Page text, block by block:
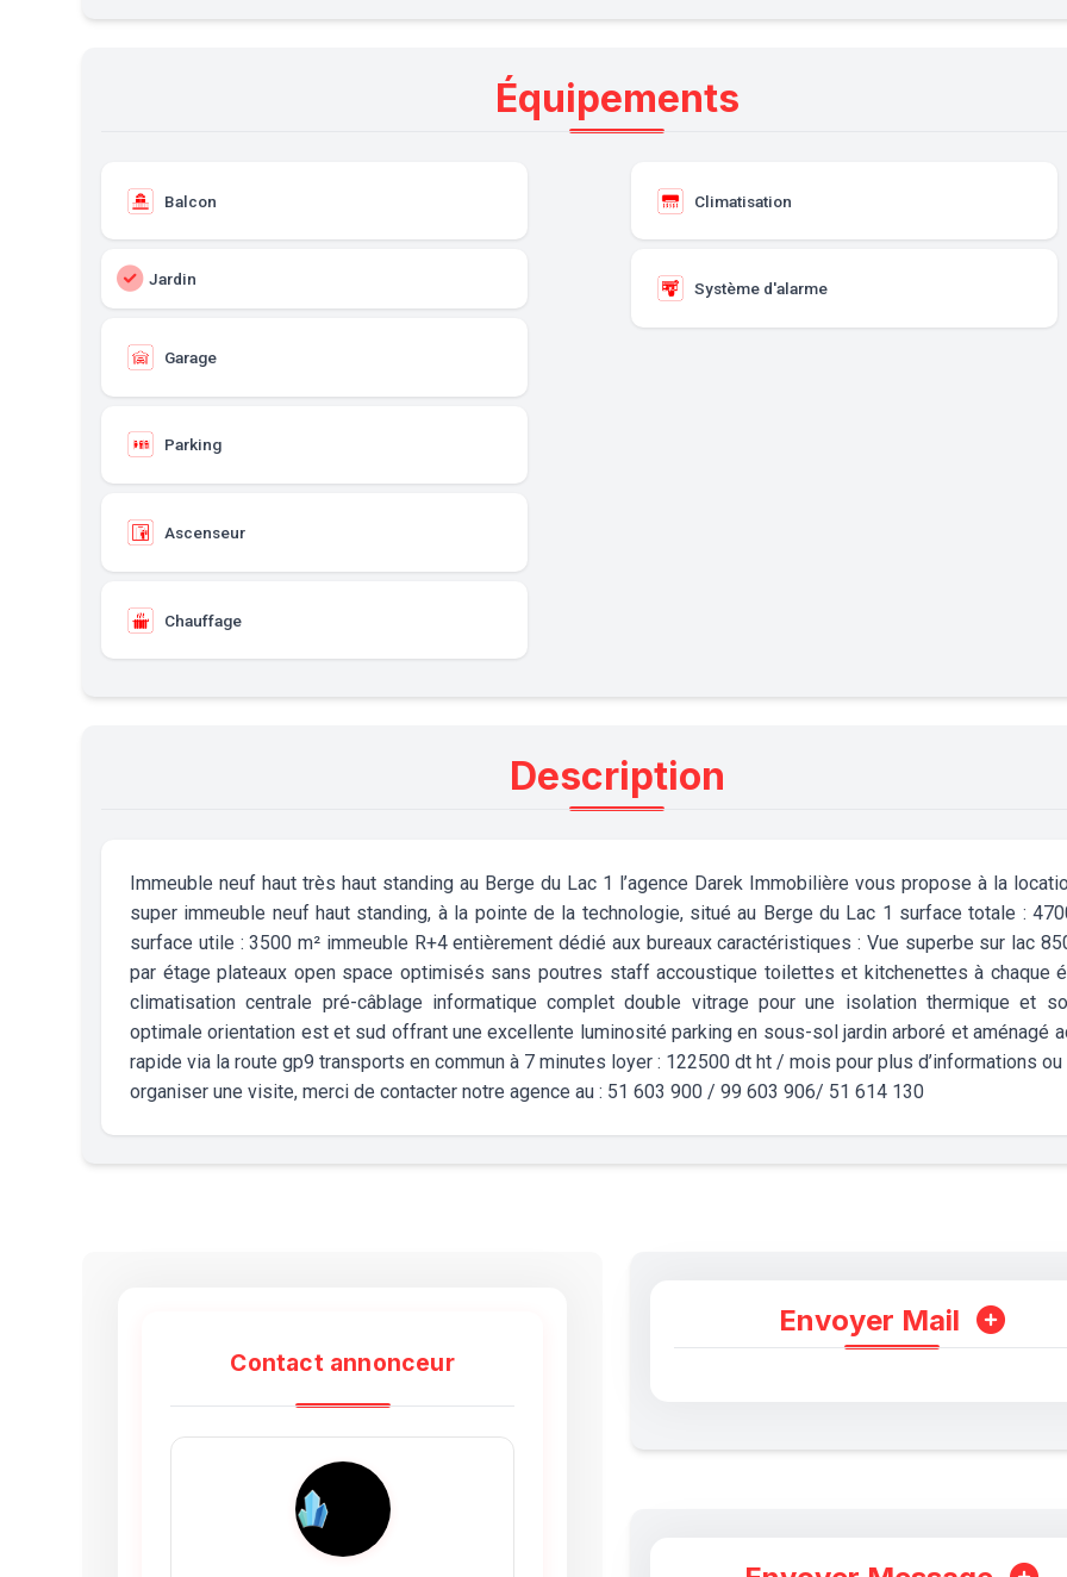
Équipements
Balcon
Jardin
Garage
Parking
Ascenseur
Chauffage
Climatisation
Système d'alarme
Description
Immeuble neuf haut très haut standing au Berge du Lac 1 l’agence Darek Immobilière vous propose à la
super immeuble neuf haut standing, à la pointe de la technologie, situé au Berge du Lac 1 surface totale :
surface utile : 3500 m² immeuble R+4 entièrement dédié aux bureaux caractéristiques : Vue superbe sur lac
par étage plateaux open space optimisés sans poutres staff accoustique toilettes et kitchenettes à chaque
climatisation centrale pré-câblage informatique complet double vitrage pour une isolation thermique et
optimale orientation est et sud offrant une excellente luminosité parking en sous-sol jardin arboré et aménagé
rapide via la route gp9 transports en commun à 7 minutes loyer : 122500 dt ht / mois pour plus d’informations ou
organiser une visite, merci de contacter notre agence au : 51 603 900 / 99 603 906/ 51 614 130
Contact annonceur
Envoyer Mail